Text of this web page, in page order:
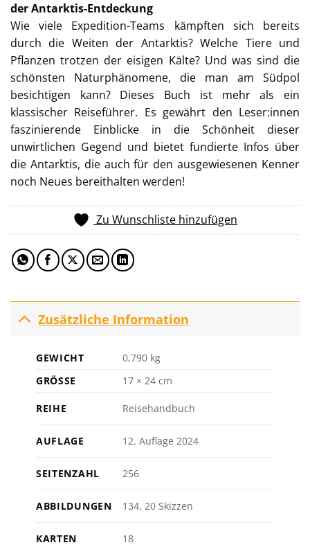
der Antarktis-Entdeckung
Wie viele Expedition-Teams kämpften sich bereits
durch die Weiten der Antarktis? Welche Tiere und
Pflanzen trotzen der eisigen Kälte? Und was sind die
schönsten Naturphänomene, die man am Südpol
besichtigen kann? Dieses Buch ist mehr als ein
klassischer Reiseführer. Es gewährt den Leser:innen
faszinierende Einblicke in die Schönheit dieser
unwirtlichen Gegend und bietet fundierte Infos über
die Antarktis, die auch für den ausgewiesenen Kenner
noch Neues bereithalten werden!
Zu Wunschliste hinzufügen
Zusätzliche Information
GEWICHT
0,790 kg
GRÖSSE
17 × 24 cm
REIHE Reisehandbuch
AUFLAGE 12. Auflage 2024
SEITENZAHL 256
ABBILDUNGEN 134, 20 Skizzen
KARTEN 18